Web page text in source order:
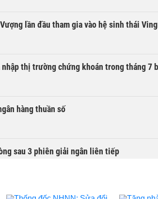
lần đầu tham gia vào hệ sinh thái
thị trường chứng khoán trong tháng 7
hàng thuần số
sau 3 phiên giải ngân liên tiếp
đang thế chấp ngân hàng vẫn được chuyển